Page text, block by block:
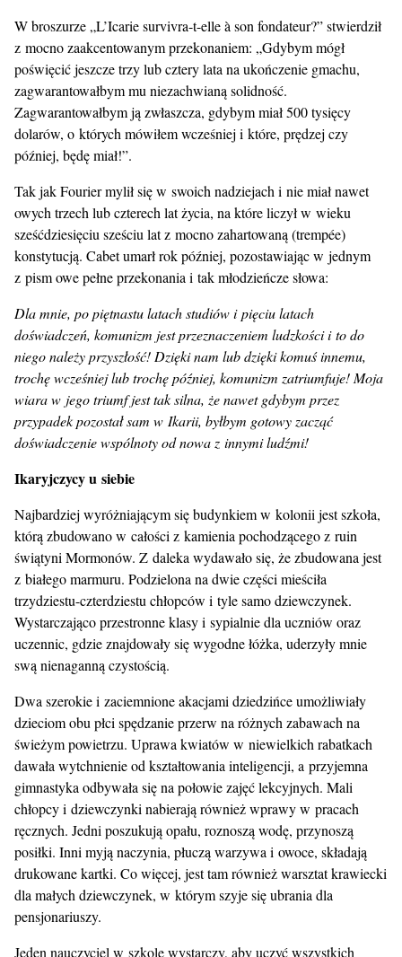
W broszurze „L’Icarie survivra-t-elle à son fondateur?” stwierdził
z mocno zaakcentowanym przekonaniem: „Gdybym mógł
poświęcić jeszcze trzy lub cztery lata na ukończenie gmachu,
zagwarantowałbym mu niezachwianą solidność.
Zagwarantowałbym ją zwłaszcza, gdybym miał 500 tysięcy
dolarów, o których mówiłem wcześniej i które, prędzej czy
później, będę miał!”.
Tak jak Fourier mylił się w swoich nadziejach i nie miał nawet
owych trzech lub czterech lat życia, na które liczył w wieku
sześćdziesięciu sześciu lat z mocno zahartowaną (trempée)
konstytucją. Cabet umarł rok później, pozostawiając w jednym
z pism owe pełne przekonania i tak młodzieńcze słowa:
Dla mnie, po piętnastu latach studiów i pięciu latach
doświadczeń, komunizm jest przeznaczeniem ludzkości i to do
niego należy przyszłość! Dzięki nam lub dzięki komuś innemu,
trochę wcześniej lub trochę później, komunizm zatriumfuje! Moja
wiara w jego triumf jest tak silna, że nawet gdybym przez
przypadek pozostał sam w Ikarii, byłbym gotowy zacząć
doświadczenie wspólnoty od nowa z innymi ludźmi!
Ikaryjczycy u siebie
Najbardziej wyróżniającym się budynkiem w kolonii jest szkoła,
którą zbudowano w całości z kamienia pochodzącego z ruin
świątyni Mormonów. Z daleka wydawało się, że zbudowana jest
z białego marmuru. Podzielona na dwie części mieściła
trzydziestu-czterdziestu chłopców i tyle samo dziewczynek.
Wystarczająco przestronne klasy i sypialnie dla uczniów oraz
uczennic, gdzie znajdowały się wygodne łóżka, uderzyły mnie
swą nienaganną czystością.
Dwa szerokie i zaciemnione akacjami dziedzińce umożliwiały
dzieciom obu płci spędzanie przerw na różnych zabawach na
świeżym powietrzu. Uprawa kwiatów w niewielkich rabatkach
dawała wytchnienie od kształtowania inteligencji, a przyjemna
gimnastyka odbywała się na połowie zajęć lekcyjnych. Mali
chłopcy i dziewczynki nabierają również wprawy w pracach
ręcznych. Jedni poszukują opału, roznoszą wodę, przynoszą
posiłki. Inni myją naczynia, płuczą warzywa i owoce, składają
drukowane kartki. Co więcej, jest tam również warsztat krawiecki
dla małych dziewczynek, w którym szyje się ubrania dla
pensjonariuszy.
Jeden nauczyciel w szkole wystarczy, aby uczyć wszystkich